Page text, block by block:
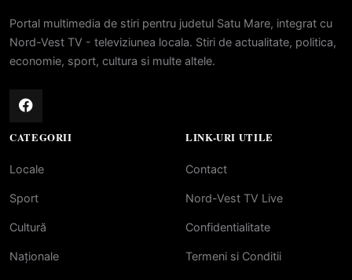
Portal multimedia de stiri pentru judetul Satu Mare, integrat cu
Nord-Vest TV - televiziunea locala. Stiri de actualitate, politica,
economie, sport, cultura si multe altele.
CATEGORII
Locale
Sport
Cultură
Naționale
LINK-URI UTILE
Contact
Nord-Vest TV Live
Confidentialitate
Termeni si Conditii